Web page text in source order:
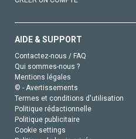
AIDE & SUPPORT
Contactez-nous / FAQ
Qui sommes-nous ?
Mentions légales
© - Avertissements
Termes et conditions d'utilisation
Politique rédactionnelle
Politique publicitaire
Cookie settings